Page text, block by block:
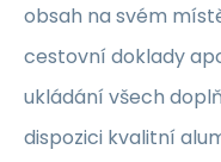
obsah na svém
cestovní doklady
ukládání všech
dispozici kvalitní